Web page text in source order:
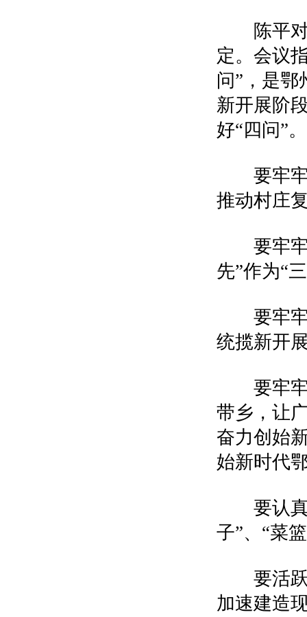
陈平对
定。会议
问”，是
新开展阶
好“四问”。
要牢牢
推动村庄
要牢牢
先”作为“
要牢牢
统揽新开
要牢牢
带乡，让
奋力创始
始新时代
要认真
子”、“菜
要活跃
加速建造